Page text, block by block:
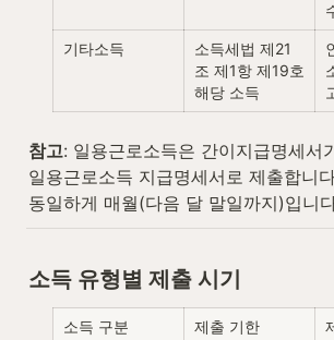
기타소득
소득세법 제21
조 제1항 제19호
해당 소득
참고: 일용근로소득은 간이지급명세서
일용근로소득 지급명세서로 제출합니
동일하게 매월(다음 달 말일까지)입니
소득 유형별 제출 시기
소득 구분 제출 기한